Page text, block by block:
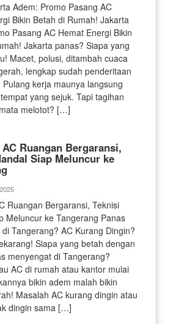
Adem: Promo Pasang AC
Bikin Betah di Rumah! Jakarta
Pasang AC Hemat Energi Bikin
Jakarta panas? Siapa yang
Macet, polusi, ditambah cuaca
lengkap sudah penderitaan
kerja maunya langsung
yang sejuk. Tapi tagihan
melotot? […]
Ruangan Bergaransi,
Siap Meluncur ke
Ruangan Bergaransi, Teknisi
Meluncur ke Tangerang Panas
Tangerang? AC Kurang Dingin?
Siapa yang betah dengan
menyengat di Tangerang?
AC di rumah atau kantor mulai
bikin adem malah bikin
Masalah AC kurang dingin atau
dingin sama […]